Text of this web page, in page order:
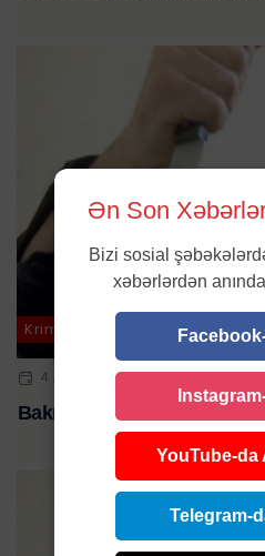
Kriminal
4 AVQ 2024 | 08:32
Bakıda 51 yaşlı kişi qətlə
Ən Son
Bizi sosial
xəbərlərdən
YouTube-da
Telegram-